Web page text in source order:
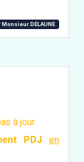
DELAUNE
à jour.
PDJ
en